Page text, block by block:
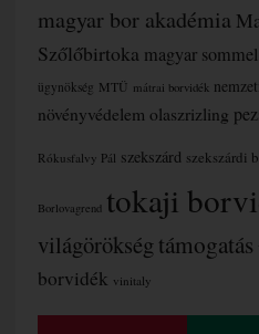
magyar bor akadémia
Szőlőbirtoka magyar
ügynökség MTÜ mátrai borvidék
növényvédelem olaszrizling
Rókusfalvy Pál szekszárd szekszárdi
Borlovagrend tokaji
világörökségtámogatás
borvidék vinitaly